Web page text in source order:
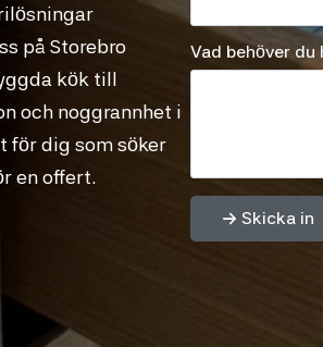
på Storebro
kök till
och noggrannhet i
för dig som söker
en offert.
Vad behöver du
Skicka in